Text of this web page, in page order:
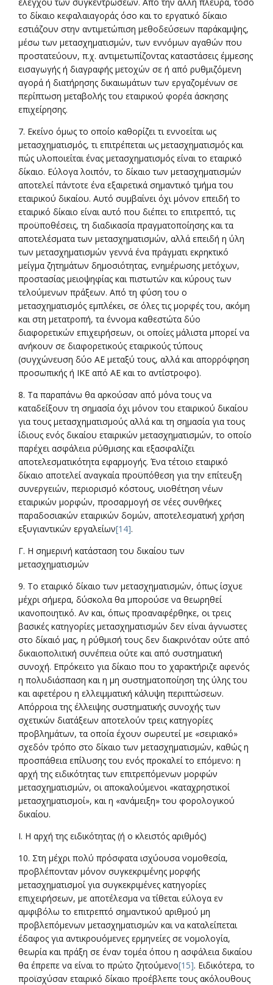
το δίκαιο κεφαλαιαγοράς όσο και το εργατικό δίκαιο
εστιάζουν στην αντιμετώπιση μεθοδεύσεων παράκαμψης,
μέσω των μετασχηματισμών, των εννόμων αγαθών που
προστατεύουν, π.χ. αντιμετωπίζοντας καταστάσεις έμμεσης
εισαγωγής ή διαγραφής μετοχών σε ή από ρυθμιζόμενη
αγορά ή διατήρησης δικαιωμάτων των εργαζομένων σε
περίπτωση μεταβολής του εταιρικού φορέα άσκησης
επιχείρησης.
7. Εκείνο όμως το οποίο καθορίζει τι εννοείται ως
μετασχηματισμός, τι επιτρέπεται ως μετασχηματισμός και
πώς υλοποιείται ένας μετασχηματισμός είναι το εταιρικό
δίκαιο. Εύλογα λοιπόν, το δίκαιο των μετασχηματισμών
αποτελεί πάντοτε ένα εξαιρετικά σημαντικό τμήμα του
εταιρικού δικαίου. Αυτό συμβαίνει όχι μόνον επειδή το
εταιρικό δίκαιο είναι αυτό που διέπει το επιτρεπτό, τις
προϋποθέσεις, τη διαδικασία πραγματοποίησης και τα
αποτελέσματα των μετασχηματισμών, αλλά επειδή η ύλη
των μετασχηματισμών γεννά ένα πράγματι εκρηκτικό
μείγμα ζητημάτων δημοσιότητας, ενημέρωσης μετόχων,
προστασίας μειοψηφίας και πιστωτών και κύρους των
τελούμενων πράξεων. Από τη φύση του ο
μετασχηματισμός εμπλέκει, σε όλες τις μορφές του, ακόμη
και στη μετατροπή, τα έννομα καθεστώτα δύο
διαφορετικών επιχειρήσεων, οι οποίες μάλιστα μπορεί να
ανήκουν σε διαφορετικούς εταιρικούς τύπους
(συγχώνευση δύο ΑΕ μεταξύ τους, αλλά και απορρόφηση
προσωπικής ή ΙΚΕ από ΑΕ και το αντίστροφο).
8. Τα παραπάνω θα αρκούσαν από μόνα τους να
καταδείξουν τη σημασία όχι μόνον του εταιρικού δικαίου
για τους μετασχηματισμούς αλλά και τη σημασία για τους
ίδιους ενός δικαίου εταιρικών μετασχηματισμών, το οποίο
παρέχει ασφάλεια ρύθμισης και εξασφαλίζει
αποτελεσματικότητα εφαρμογής. Ένα τέτοιο εταιρικό
δίκαιο αποτελεί αναγκαία προϋπόθεση για την επίτευξη
συνεργειών, περιορισμό κόστους, υιοθέτηση νέων
εταιρικών μορφών, προσαρμογή σε νέες συνθήκες
παραδοσιακών εταιρικών δομών, αποτελεσματική χρήση
εξυγιαντικών εργαλείων[14].
Γ. Η σημερινή κατάσταση του δικαίου των
μετασχηματισμών
9. Το εταιρικό δίκαιο των μετασχηματισμών, όπως ίσχυε
μέχρι σήμερα, δύσκολα θα μπορούσε να θεωρηθεί
ικανοποιητικό. Αν και, όπως προαναφέρθηκε, οι τρεις
βασικές κατηγορίες μετασχηματισμών δεν είναι άγνωστες
στο δίκαιό μας, η ρύθμισή τους δεν διακρινόταν ούτε από
δικαιοπολιτική συνέπεια ούτε και από συστηματική
συνοχή. Επρόκειτο για δίκαιο που το χαρακτήριζε αφενός
η πολυδιάσπαση και η μη συστηματοποίηση της ύλης του
και αφετέρου η ελλειμματική κάλυψη περιπτώσεων.
Απόρροια της έλλειψης συστηματικής συνοχής των
σχετικών διατάξεων αποτελούν τρεις κατηγορίες
προβλημάτων, τα οποία έχουν σωρευτεί με «σειριακό»
σχεδόν τρόπο στο δίκαιο των μετασχηματισμών, καθώς η
προσπάθεια επίλυσης του ενός προκαλεί το επόμενο: η
αρχή της ειδικότητας των επιτρεπόμενων μορφών
μετασχηματισμών, οι αποκαλούμενοι «καταχρηστικοί
μετασχηματισμοί», και η «ανάμειξη» του φορολογικού
δικαίου.
Ι. Η αρχή της ειδικότητας (ή ο κλειστός αριθμός)
10. Στη μέχρι πολύ πρόσφατα ισχύουσα νομοθεσία,
προβλέπονταν μόνον συγκεκριμένης μορφής
μετασχηματισμοί για συγκεκριμένες κατηγορίες
επιχειρήσεων, με αποτέλεσμα να τίθεται εύλογα εν
αμφιβόλω το επιτρεπτό σημαντικού αριθμού μη
προβλεπόμενων μετασχηματισμών και να καταλείπεται
έδαφος για αντικρουόμενες ερμηνείες σε νομολογία,
θεωρία και πράξη σε έναν τομέα όπου η ασφάλεια δικαίου
θα έπρεπε να είναι το πρώτο ζητούμενο[15]. Ειδικότερα, το
προϊσχύσαν εταιρικό δίκαιο προέβλεπε τους ακόλουθους